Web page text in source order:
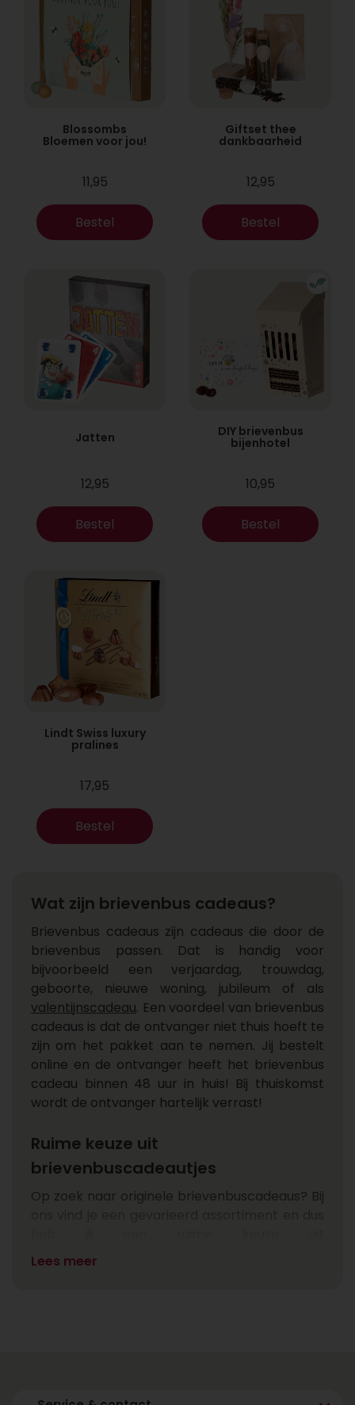
Blossombs
Bloemen voor jou!
11,95
Bestel
Giftset thee
dankbaarheid
12,95
Bestel
Jatten
12,95
Bestel
DIY brievenbus
bijenhotel
10,95
Bestel
Lindt Swiss luxury
pralines
17,95
Bestel
Wat zijn brievenbus cadeaus?
Brievenbus cadeaus zijn cadeaus die door de
brievenbus passen. Dat is handig voor
bijvoorbeeld een verjaardag, trouwdag,
geboorte, nieuwe woning, jubileum of als
valentijnscadeau. Een voordeel van brievenbus
cadeaus is dat de ontvanger niet thuis hoeft te
zijn om het pakket aan te nemen. Jij bestelt
online en de ontvanger heeft het brievenbus
cadeau binnen 48 uur in huis! Bij thuiskomst
wordt de ontvanger hartelijk verrast!
Ruime keuze uit
brievenbuscadeautjes
Op zoek naar originele brievenbuscadeaus? Bij
brievenbuscadeautjes. Zo zorgen we ervoor
Lees meer